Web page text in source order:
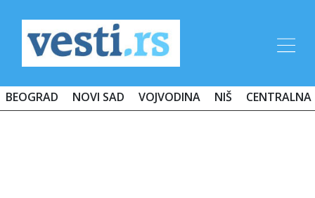
BEOGRAD NOVI SAD VOJVODINA NIŠ CENTRALNA